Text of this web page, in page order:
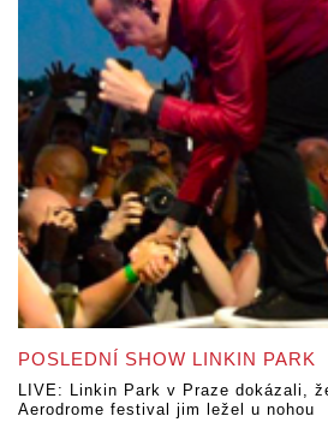
POSLEDNÍ SHOW LINKIN PARK
LIVE: Linkin Park v Praze dokázali,
Aerodrome festival jim ležel u nohou